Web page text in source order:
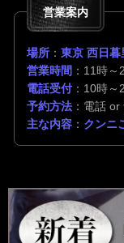
営業案内
場所 ： 東京 西日暮
営業時間 ：11時～
電話受付：10時～
予約方法 ：電話
主な内容 ： クンニ